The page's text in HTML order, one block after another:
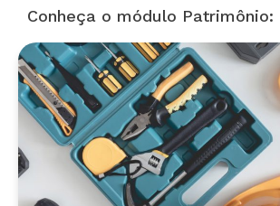
Conheça o módulo Patrimônio: